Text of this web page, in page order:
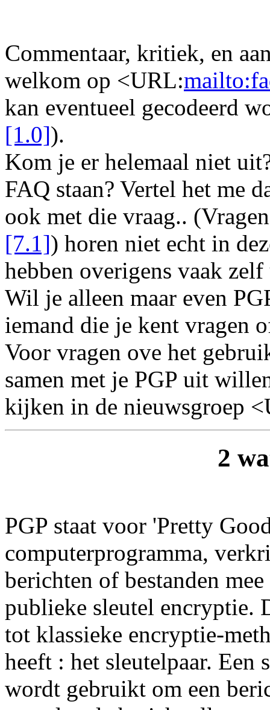
Commentaar, kritiek, en
welkom op <URL:
kan eventueel gecodeerd
[1.0]).
Kom je er helemaal niet
FAQ staan? Vertel het me
ook met die vraag..
[7.1]) horen niet echt in
hebben overigens vaak
Wil je alleen maar even
iemand die je kent vragen
Voor vragen ove het
samen met je PGP uit
kijken in de nieuwsgroep
2
PGP staat voor 'Pretty
computerprogramma,
berichten of bestanden
publieke sleutel encryptie.
tot klassieke encryptie-
heeft : het sleutelpaar. Een
wordt gebruikt om een